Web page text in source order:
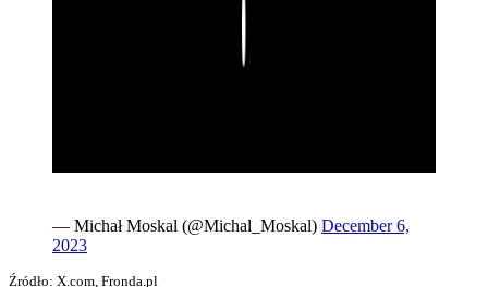
— Michał Moskal (@Michal_Moskal) December 6,
2023
Źródło: X.com, Fronda.pl